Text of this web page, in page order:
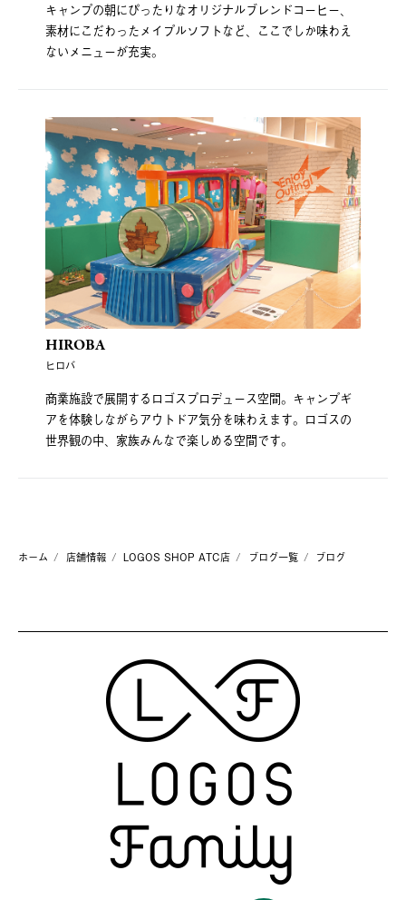
キャンプの朝にぴったりなオリジナルブレンドコーヒー、
素材にこだわったメイプルソフトなど、ここでしか味わえ
ないメニューが充実。
HIROBA
ヒロバ
商業施設で展開するロゴスプロデュース空間。キャンプギ
アを体験しながらアウトドア気分を味わえます。ロゴスの
世界観の中、家族みんなで楽しめる空間です。
ホーム 店舗情報 LOGOS SHOP ATC店 ブログ一覧 ブログ